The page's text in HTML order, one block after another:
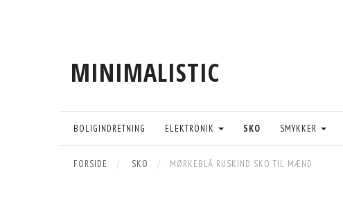
MINIMALISTIC
BOLIGINDRETNING ELEKTRONIK SKO SMYKKER
FORSIDE SKO MØRKEBLÅ RUSKIND SKO TIL MÆND